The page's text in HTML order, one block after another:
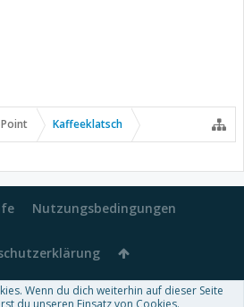
Kaffeeklatsch
Nutzungsbedingungen
Wenn du dich weiterhin auf dieser Seite
du unseren Einsatz von Cookies.